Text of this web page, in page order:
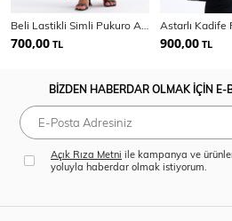
700,00 TL 900,00 TL
BİZDEN HABERDAR OLMAK İÇİN E-
Açık Rıza Metni ile kampanya ve
yoluyla haberdar olmak istiyorum.